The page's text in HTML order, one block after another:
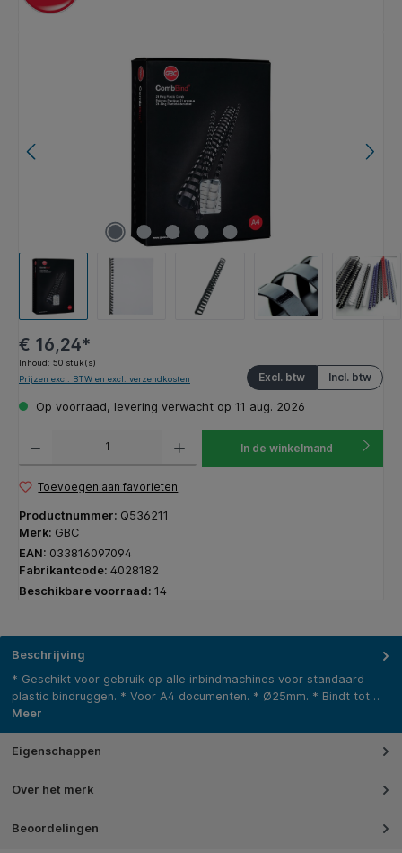
Afbeeldingengalerij overslaan
€ 16,24*
Inhoud: 50 stuk(s)
Incl. btw
Excl. btw
Prijzen excl. BTW en excl. verzendkosten
Op voorraad, levering verwacht op 11 aug. 2026
In de winkelmand
Toevoegen aan favorieten
Productnummer: Q536211
Merk: GBC
EAN: 033816097094
Fabrikantcode: 4028182
Beschikbare voorraad: 14
Beschrijving
* Geschikt voor gebruik op alle inbindmachines voor standaard
plastic bindruggen. * Voor A4 documenten. * Ø25mm. * Bindt tot…
Meer
Eigenschappen
Over het merk
Beoordelingen